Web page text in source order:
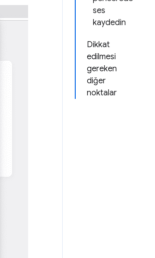
ses
kaydedin
Dikkat
edilmesi
gereken
diğer
noktalar